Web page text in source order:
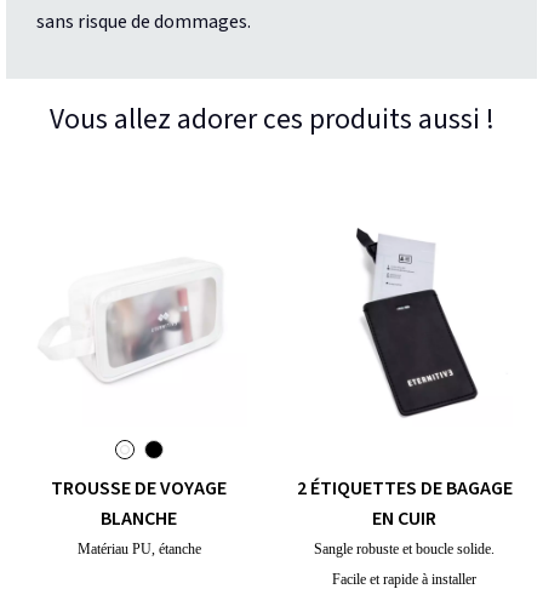
sans risque de dommages.
Vous allez adorer ces produits aussi !
TROUSSE DE VOYAGE
BLANCHE
Matériau PU, étanche
2 ÉTIQUETTES DE BAGAGE
EN CUIR
Sangle robuste et boucle solide.
Facile et rapide à installer